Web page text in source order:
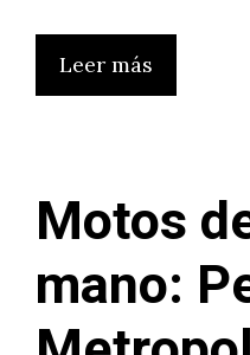
Leer más
Motos
mano: